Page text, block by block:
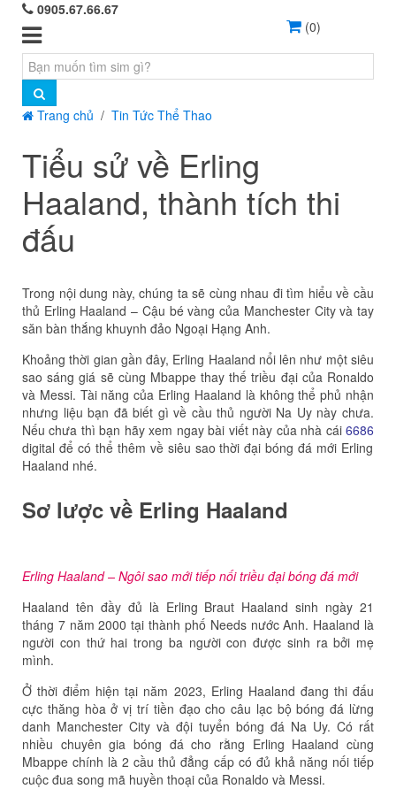
0905.67.66.67
(0)
Trang chủ Tin Tức Thể Thao
Tiểu sử về Erling
Haaland, thành tích thi
đấu
Trong nội dung này, chúng ta sẽ cùng nhau đi tìm hiểu về cầu
thủ Erling Haaland – Cậu bé vàng của Manchester City và tay
săn bàn thắng khuynh đảo Ngoại Hạng Anh.
Khoảng thời gian gần đây, Erling Haaland nổi lên như một siêu
sao sáng giá sẽ cùng Mbappe thay thế triều đại của Ronaldo
và Messi. Tài năng của Erling Haaland là không thể phủ nhận
nhưng liệu bạn đã biết gì về cầu thủ người Na Uy này chưa.
Nếu chưa thì bạn hãy xem ngay bài viết này của nhà cái 6686
digital để có thể thêm về siêu sao thời đại bóng đá mới Erling
Haaland nhé.
Sơ lược về Erling Haaland
Erling Haaland – Ngôi sao mới tiếp nối triều đại bóng đá mới
Haaland tên đầy đủ là Erling Braut Haaland sinh ngày 21
tháng 7 năm 2000 tại thành phố Needs nước Anh. Haaland là
người con thứ hai trong ba người con được sinh ra bởi mẹ
mình.
Ở thời điểm hiện tại năm 2023, Erling Haaland đang thi đấu
cực thăng hòa ở vị trí tiền đạo cho câu lạc bộ bóng đá lừng
danh Manchester City và đội tuyển bóng đá Na Uy. Có rất
nhiều chuyên gia bóng đá cho rằng Erling Haaland cùng
Mbappe chính là 2 cầu thủ đẳng cấp có đủ khả năng nối tiếp
cuộc đua song mã huyền thoại của Ronaldo và Messi.